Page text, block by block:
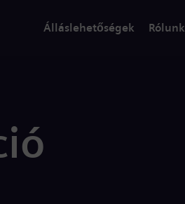
Álláslehetőségek Rólunk